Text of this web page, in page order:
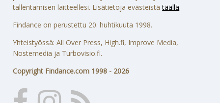
tallentamisen laitteellesi. Lisätietoja evästeistätäällä.
Findance on perustettu 20. huhtikuuta 1998.
Yhteistyössä: All Over Press, High.fi, Improve Media,
Nostemedia ja Turbovisio.fi.
Copyright Findance.com 1998 - 2026